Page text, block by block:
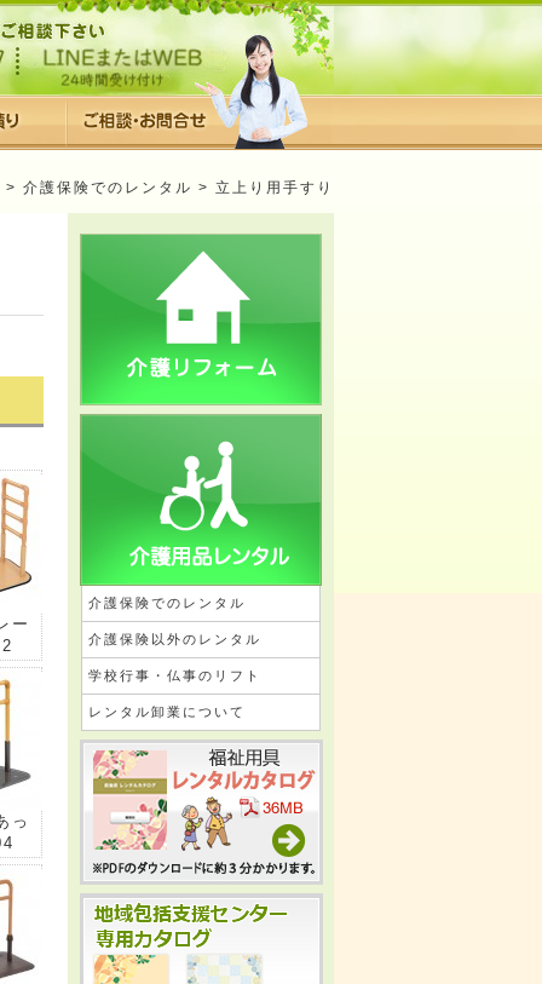
> 介護保険でのレンタル > 立上り用手すり
ー
っ
介護保険でのレンタル
介護保険以外のレンタル
学校行事・仏事のリフト
レンタル卸業について